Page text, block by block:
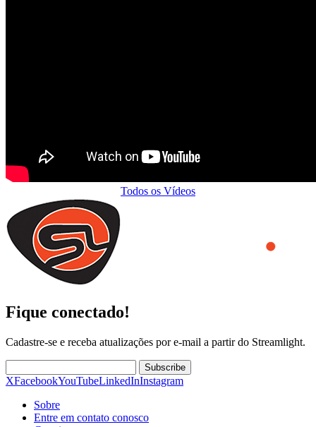
Todos os Vídeos
Fique conectado!
Cadastre-se e receba atualizações por e-mail a partir do Streamlight.
Subscribe
XFacebookYouTubeLinkedInInstagram
Sobre
Entre em contato conosco